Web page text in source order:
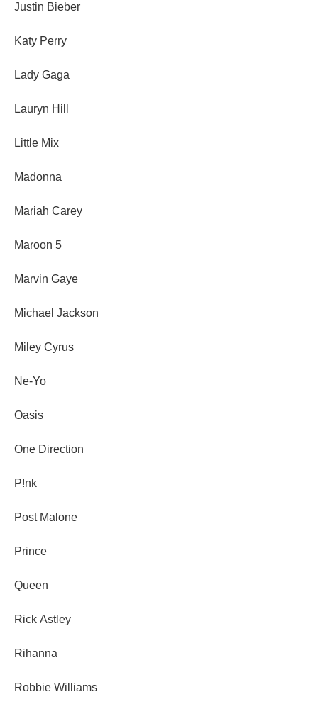
Justin Bieber
Katy Perry
Lady Gaga
Lauryn Hill
Little Mix
Madonna
Mariah Carey
Maroon 5
Marvin Gaye
Michael Jackson
Miley Cyrus
Ne-Yo
Oasis
One Direction
P!nk
Post Malone
Prince
Queen
Rick Astley
Rihanna
Robbie Williams